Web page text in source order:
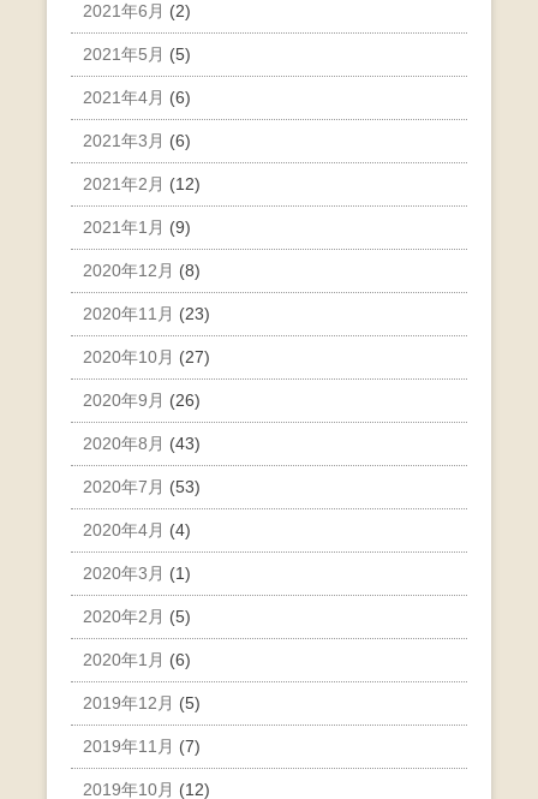
2021年6月 (2)
2021年5月 (5)
2021年4月 (6)
2021年3月 (6)
2021年2月 (12)
2021年1月 (9)
2020年12月 (8)
2020年11月 (23)
2020年10月 (27)
2020年9月 (26)
2020年8月 (43)
2020年7月 (53)
2020年4月 (4)
2020年3月 (1)
2020年2月 (5)
2020年1月 (6)
2019年12月 (5)
2019年11月 (7)
2019年10月 (12)